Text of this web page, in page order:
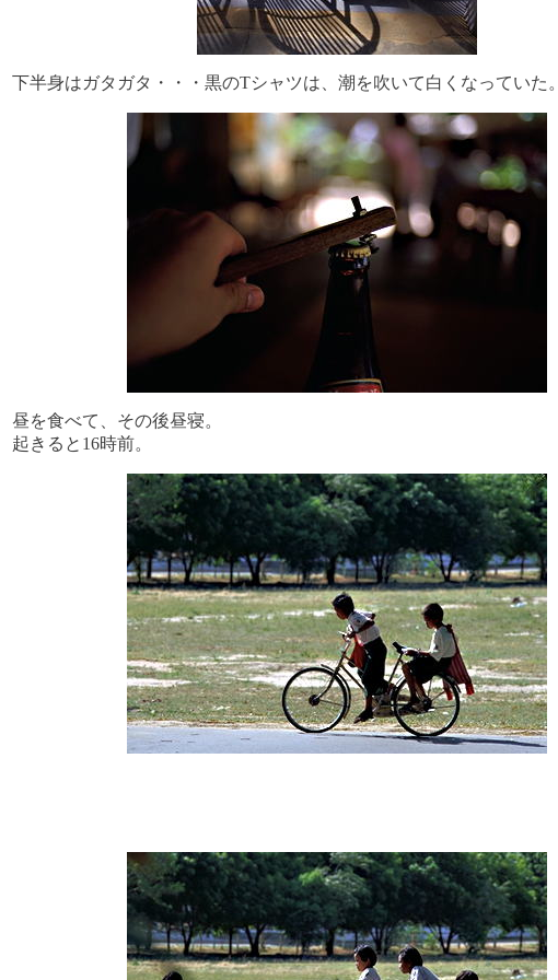
下半身はガタガタ・・・黒のTシャツは、潮を吹いて白くなっていた。
昼を食べて、その後昼寝。
起きると16時前。